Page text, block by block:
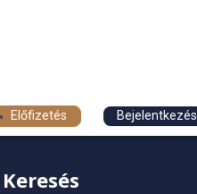
Előfizetés Bejelentkezés
Keresés